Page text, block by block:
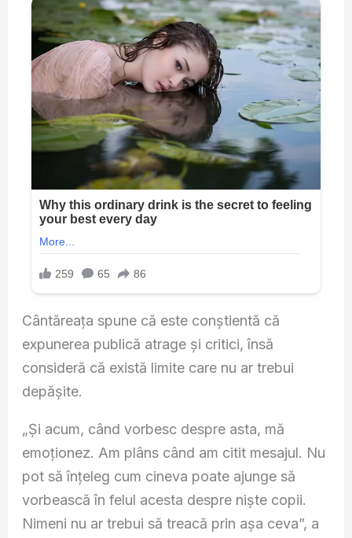
Cântăreața spune că este conștientă că
expunerea publică atrage și critici, însă
consideră că există limite care nu ar trebui
depășite.
„Și acum, când vorbesc despre asta, mă
emoționez. Am plâns când am citit mesajul. Nu
pot să înțeleg cum cineva poate ajunge să
vorbească în felul acesta despre niște copii.
Nimeni nu ar trebui să treacă prin așa ceva”, a